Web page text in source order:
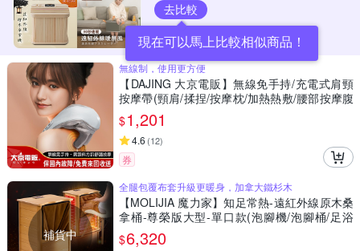
去比較
現在可以馬上比較相似商品！
無線制，使用更方便
【DAJING 大京電販】無線免手持/充電式肩頸
按摩帶(頸肩/揉捏/按摩枕/加熱熱敷/腰部按摩腹
部按摩)
$1,201
4.6 (12)
券
補貨中
全腿包覆布套升級更暖身，加拿大鐵杉木
【MOLIJIA 魔力家】知足常熱-遠紅外線原木桑
拿桶-尊榮版大型-單口款(泡腳機/泡腳桶/足浴
機/蒸腳機/烘腳機/暖腳機)
$6,320